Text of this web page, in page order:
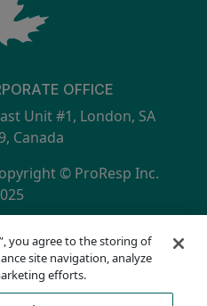
OFFICE
Unit #1, London, SA
Canada
© ProResp Inc.
sa Privacy
Pagsunod
sa Paggamit
you agree to the storing of
site navigation, analyze
efforts.